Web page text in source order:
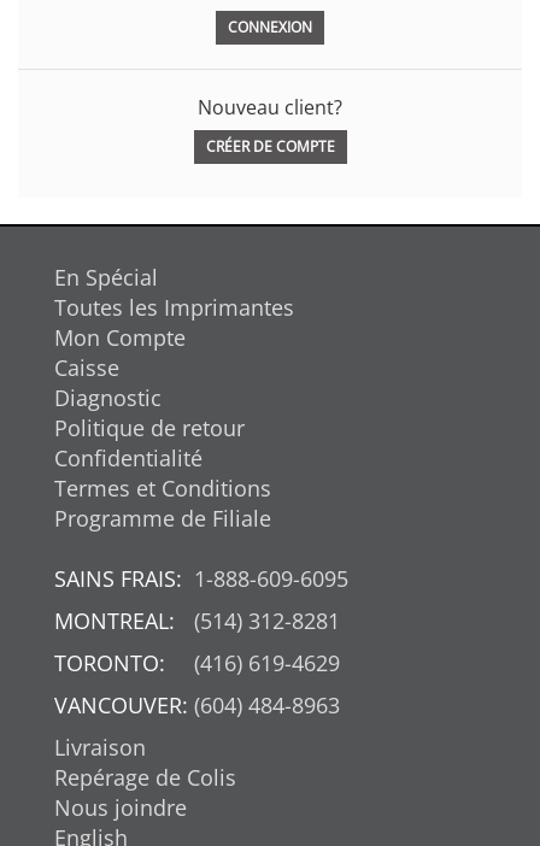
Nouveau client?
CRÉER DE COMPTE
En Spécial
Toutes les Imprimantes
Mon Compte
Caisse
Diagnostic
Politique de retour
Confidentialité
Termes et Conditions
Programme de Filiale
SAINS FRAIS: 1-888-609-6095
MONTREAL:
(514) 312-8281
TORONTO:
(416) 619-4629
VANCOUVER: (604) 484-8963
Livraison
Repérage de Colis
Nous joindre
English